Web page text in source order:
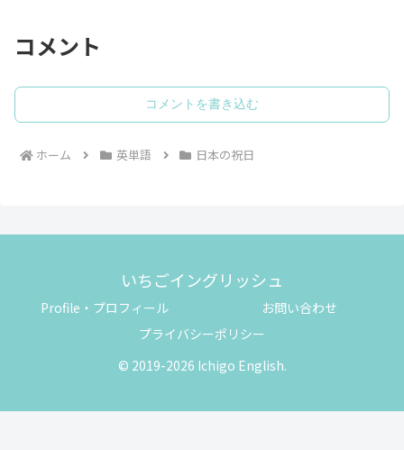
コメント
コメントを書き込む
ホーム 英単語 日本の祝日
いちごイングリッシュ
Profile・プロフィール
お問い合わせ
プライバシーポリシー
© 2019-2026 Ichigo English.